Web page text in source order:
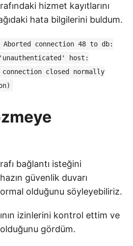
hizmet kayıtlarını
hata bilgilerini buldum.
Aborted connection 48 to db:
host:
closed normally
bağlantı isteğini
güvenlik duvarı
olduğunu söyleyebiliriz.
izinlerini kontrol ettim ve
gördüm.